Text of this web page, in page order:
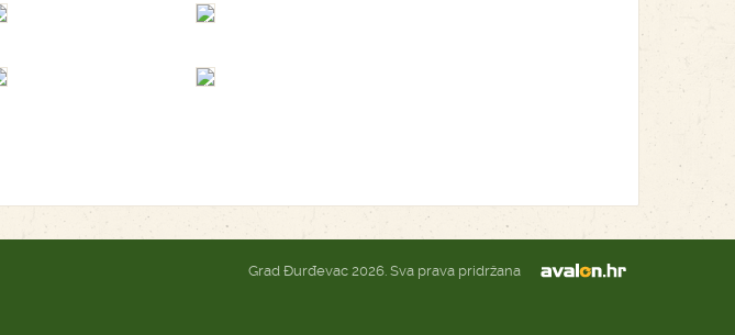
Grad Đurđevac 2026. Sva prava pridržana